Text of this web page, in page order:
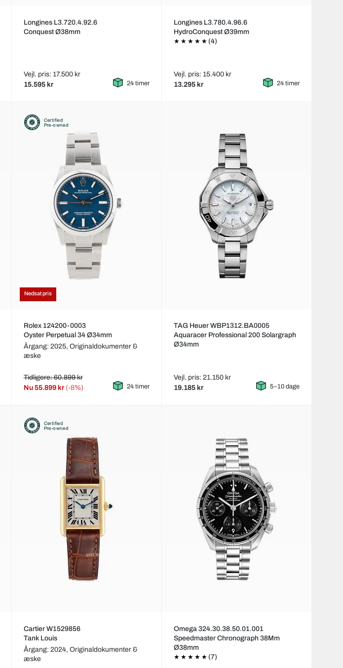
Longines L3.720.4.92.6
Conquest Ø38mm
Vejl. pris: 17.500 kr
15.595 kr 24 timer
Longines L3.780.4.96.6
HydroConquest Ø39mm
(4)
Vejl. pris: 15.400 kr
13.295 kr 24 timer
Certified
Pre-owned
Nedsat pris
Rolex 124200-0003
Oyster Perpetual 34 Ø34mm
Årgang: 2025, Originaldokumenter &
æske
Tidligere: 60.899 kr
Nu55.899 kr (-8%) 24 timer
TAG Heuer WBP1312.BA0005
Aquaracer Professional 200 Solargraph
Ø34mm
Vejl. pris: 21.150 kr
19.185 kr 5–10 dage
Certified
Pre-owned
Cartier W1529856
Tank Louis
Årgang: 2024, Originaldokumenter &
æske
Omega 324.30.38.50.01.001
Speedmaster Chronograph 38Mm
Ø38mm
(7)